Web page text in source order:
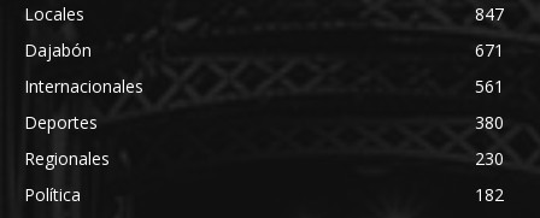
Locales
847
Dajabón
671
Internacionales
561
Deportes
380
Regionales
230
Política
182